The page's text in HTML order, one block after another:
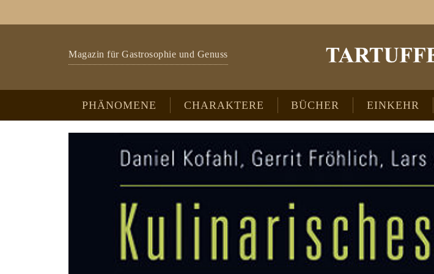
Magazin für Gastrosophie und Genuss
PHÄNOMENE CHARAKTERE BÜCHER EINKEHR